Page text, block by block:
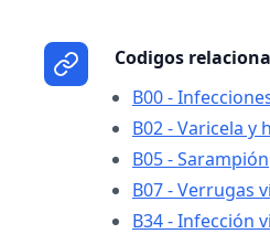
Codigos
B00 -
B02 - Varicela y
B05 - Sarampión
B07 - Verrugas
B34 - Infección